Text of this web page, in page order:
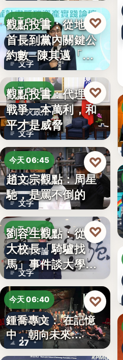
今天 07:00
政治分析
文字
觀點投書：從地方
首長到黨內關鍵公
約數─陳其邁「被
組閣」背…
♡
今天 06:50
軍火政治
文字
觀點投書：代理人
戰爭一本萬利，和
平才是威脅
♡
今天 06:45
文化評論
文字
趙文宗觀點：周星
馳，是罵不倒的
♡
今天 06:42
教育評論
文字
劉容生觀點：從清
大校長「騎驢找
馬」事件談大學治
理與領導倫…
♡
今天 06:40
劇場隨筆
27
鍾喬專文： 在記憶
中，朝向未來…
♡